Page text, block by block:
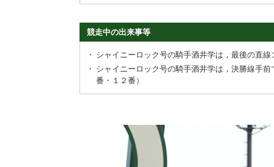
競走中の出来事等
・ シャイニーロック号の騎手酒井学は，最後の直
・ シャイニーロック号の騎手酒井学は，決勝線手
番・１２番）